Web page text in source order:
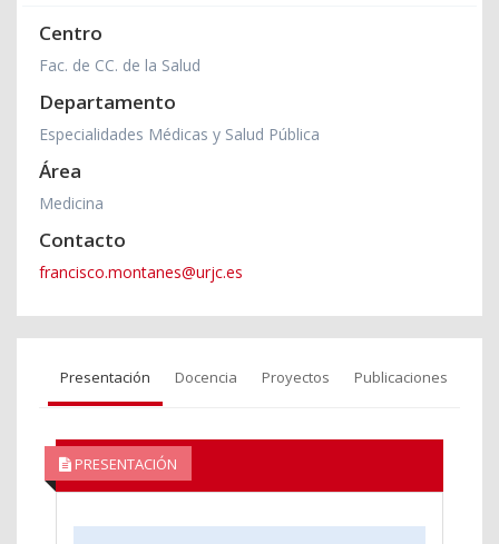
Centro
Fac. de CC. de la Salud
Departamento
Especialidades Médicas y Salud Pública
Área
Medicina
Contacto
francisco.montanes@urjc.es
Presentación Docencia Proyectos Publicaciones
PRESENTACIÓN